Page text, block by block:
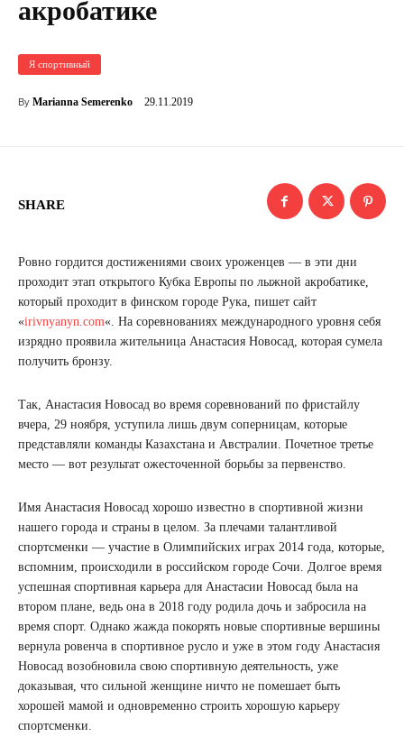
акробатике
Я спортивный
By Marianna Semerenko 29.11.2019
SHARE
Ровно гордится достижениями своих уроженцев — в эти дни
проходит этап открытого Кубка Европы по лыжной акробатике,
который проходит в финском городе Рука, пишет сайт
«irivnyanyn.com«. На соревнованиях международного уровня себя
изрядно проявила жительница Анастасия Новосад, которая сумела
получить бронзу.
Так, Анастасия Новосад во время соревнований по фристайлу
вчера, 29 ноября, уступила лишь двум соперницам, которые
представляли команды Казахстана и Австралии. Почетное третье
место — вот результат ожесточенной борьбы за первенство.
Имя Анастасия Новосад хорошо известно в спортивной жизни
нашего города и страны в целом. За плечами талантливой
спортсменки — участие в Олимпийских играх 2014 года, которые,
вспомним, происходили в российском городе Сочи. Долгое время
успешная спортивная карьера для Анастасии Новосад была на
втором плане, ведь она в 2018 году родила дочь и забросила на
время спорт. Однако жажда покорять новые спортивные вершины
вернула ровенча в спортивное русло и уже в этом году Анастасия
Новосад возобновила свою спортивную деятельность, уже
доказывая, что сильной женщине ничто не помешает быть
хорошей мамой и одновременно строить хорошую карьеру
спортсменки.